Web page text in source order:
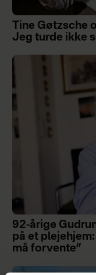
Tine Gøtzsche
Jeg turde ikke
92-årige
på et
må forvente”